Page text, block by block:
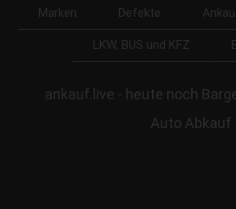
Marken Defekte
LKW, BUS und KFZ
ankauf.live - heute noch
Auto Abkauf